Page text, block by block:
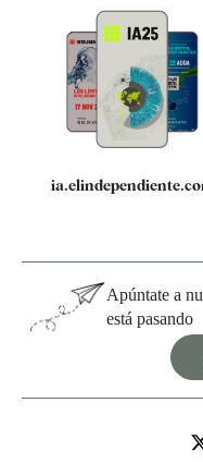
Quiénes somos
Especificaciones
Apúntate a
está pasando